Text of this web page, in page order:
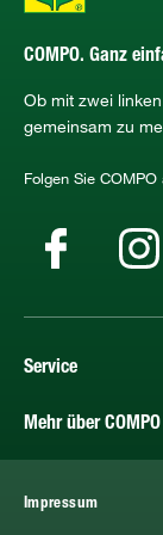
COMPO. Ganz
Ob mit zwei
gemeinsam zu
Folgen Sie COMPO
Service
Mehr über COMPO
Impressum